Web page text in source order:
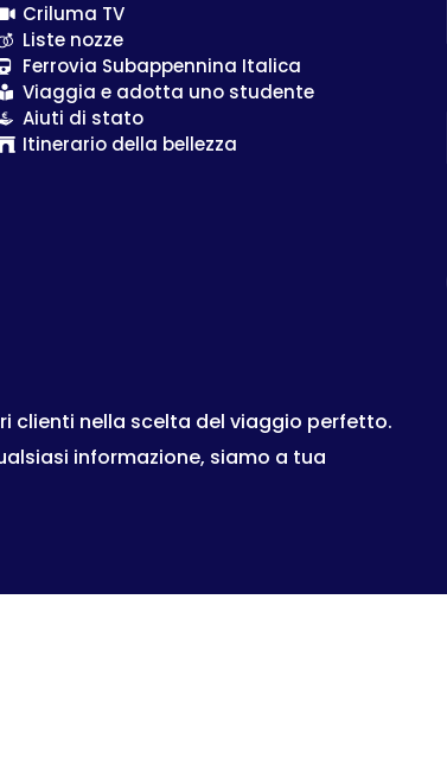
Criluma TV
Liste nozze
Ferrovia Subappennina Italica
Viaggia e adotta uno studente
Aiuti di stato
Itinerario della bellezza
clienti nella scelta del viaggio perfetto.
informazione, siamo a tua